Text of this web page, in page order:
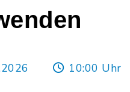
10:00 Uhr